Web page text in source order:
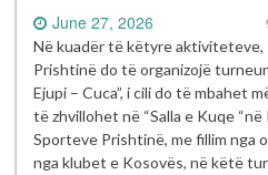
June 27, 2026
Në kuadër të këtyre aktiviteteve,
Prishtinë do të organizojë
Ejupi – Cuca”, i cili do të mbahet
të zhvillohet në “Salla e Kuqe
Sporteve Prishtinë, me fillim nga
nga klubet e Kosovës, në këtë